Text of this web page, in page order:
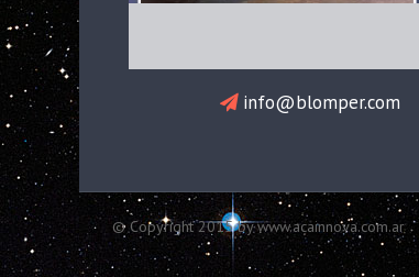
info@blomper.com
© Copyright 2015 by www.acainnova.com.ar